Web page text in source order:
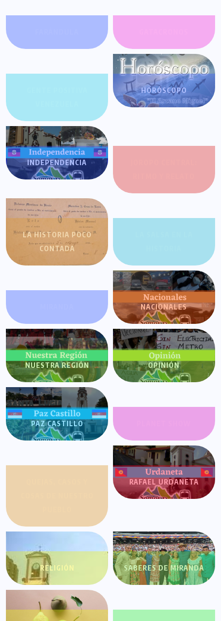
HORÓSCOPO
INDEPENDENCIA
LA HISTORIA POCO
CONTADA
NACIONALES
NUESTRA REGIÓN OPINIÓN
PAZ CASTILLO
RAFAEL URDANETA
RELIGIÓN SABERES DE MIRANDA